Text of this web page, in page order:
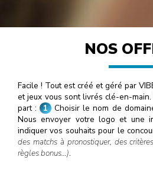
NOS
Facile ! Tout est créé et géré par
et jeux vous sont livrés clé-en-
part : 1 Choisir le nom de
Nous envoyer votre logo et une
indiquer vos souhaits pour le
des matchs à pronostiquer, des
règles bonus…).